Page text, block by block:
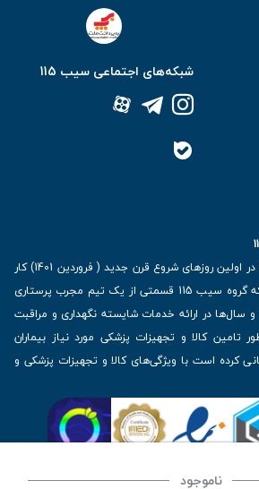
ناموجود
شبکه‌های اجتماعی سیب 115
فروشگاه اینترنتی سیب 115 در اولین روزهای شروع قرن جدید ( فروردین 1401) کار
خود را آغاز کرد. از آنجایی که گروه سیب 115 قسمتی از یک تیم مجرب پرستاری
سال‌ها در ارائه خدمات شایسته نگهداری و مراقبت
تامین کالا و تجهیزات پزشکی مورد نیاز بیماران
است با ویژگی‌های کالا و تجهیزات پزشکی و
اطلاعات بسیار ارزشمندی را دارا می‌باشد